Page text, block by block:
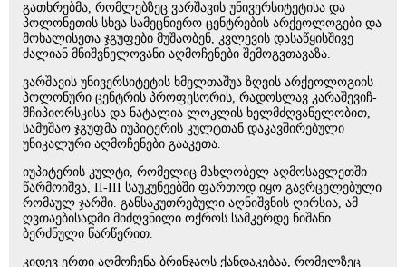
გათხრებმა, რომლებზეც ვარშავის უნივერსიტეტისა და
პოლონეთის სხვა სამეცნიერო ცენტრების არქეოლოგები და
მოხალისეთა ჯგუფები მუშაობენ, კვლევის დასაწყისშივე
ძალიან მნიშვნელოვანი აღმოჩენები შემოგვთავაზა.
ვარშავის უნივერსიტეტის ხმელთაშუა ზღვის არქეოლოგიის
პოლონური ცენტრის პროფესორის, რადოსლავ კარაშევიჩ-
შჩიპიორსკისა და ნატალია ლოკლის ხელმძღვანელობით,
სამუშაო ჯგუფმა იუპიტერის კულტთან დაკავშირებული
უნიკალური აღმოჩენები გააკეთა.
იუპიტერის კულტი, რომელიც მახლობელ აღმოსავლეთში
წარმოიშვა, II-III საუკუნეებში ფართოდ იყო გავრცელებული
რომაულ ჯარში. განსაკუთრებული აღნიშვნის ღირსია, ამ
ღვთაებისადმი მიძღვნილი ოქროს სამკერდე ნიშანი
ბერძნული წარწერით.
კიდევ ერთი აღმოჩენა ბრინჯაოს ქანდაკებაა, რომელზეც